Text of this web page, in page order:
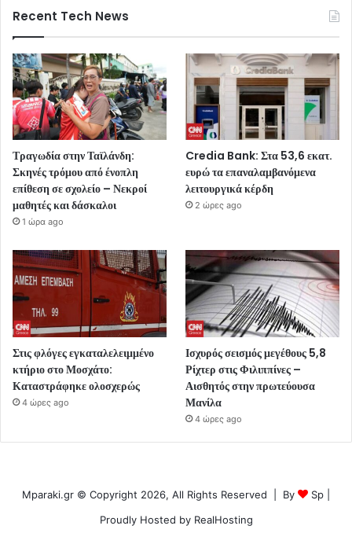
Recent Tech News
Τραγωδία στην Ταϊλάνδη:
Σκηνές τρόμου από ένοπλη
επίθεση σε σχολείο – Νεκροί
μαθητές και δάσκαλοι
1 ώρα ago
Credia Bank: Στα 53,6 εκατ.
ευρώ τα επαναλαμβανόμενα
λειτουργικά κέρδη
2 ώρες ago
Στις φλόγες εγκαταλελειμμένο
κτήριο στο Μοσχάτο:
Καταστράφηκε ολοσχερώς
4 ώρες ago
Ισχυρός σεισμός μεγέθους 5,8
Ρίχτερ στις Φιλιππίνες –
Αισθητός στην πρωτεύουσα
Μανίλα
4 ώρες ago
Mparaki.gr © Copyright 2026, All Rights Reserved | By Sp
Proudly Hosted by RealHosting